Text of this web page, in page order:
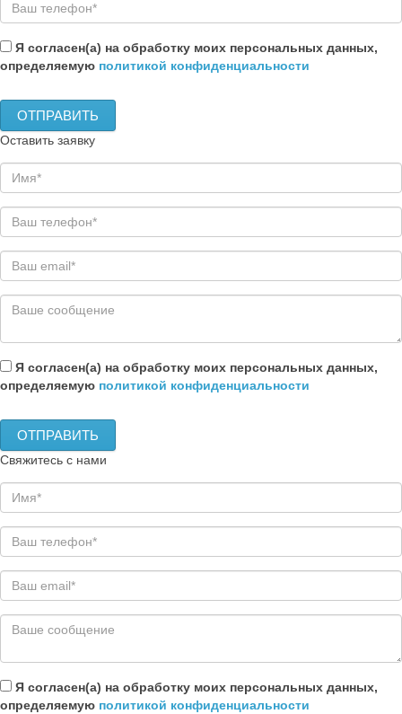
Я согласен(а) на обработку моих персональных данных,
определяемую политикой конфиденциальности
Оставить заявку
Я согласен(а) на обработку моих персональных данных,
определяемую политикой конфиденциальности
Свяжитесь с нами
Я согласен(а) на обработку моих персональных данных,
определяемую политикой конфиденциальности